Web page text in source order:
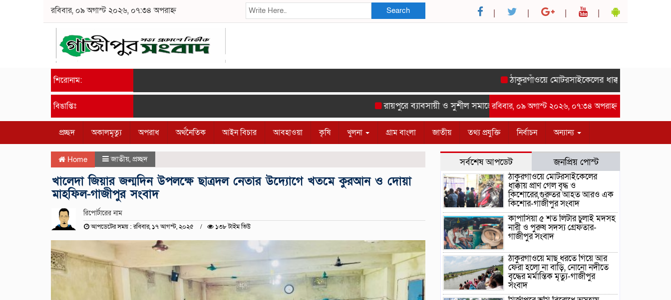
রবিবার, ০৯ অগাস্ট ২০২৬, ০৭:৩৪ অপরাহ্ন Search
শিরোনাম: ঠাকুরগাঁওয়ে মোটরসাইকেলের ধাক্কায় প্রাণ গেল
বিঙাপ্তিঃ রায়পুরে ব্যাবসায়ী ও সুশীল সমাজের সম্মানে সাইদ জুটনের ইফতার মাহফিল অনুষ্ঠিত।-গাজীপুর
রবিবার, ০৯ অগাস্ট ২০২৬, ০৭:৩৪ অপরাহ্ন
প্রচ্ছদ অকালমৃত্যু অপরাধ অর্থনৈতিক আইন বিচার আবহাওয়া কৃষি খুলনা গ্রাম বাংলা জাতীয় তথ্য প্রযুক্তি নির্বাচন অন্যান্য
Home জাতীয়, প্রচ্ছদ
খালেদা জিয়ার জন্মদিন উপলক্ষে ছাত্রদল নেতার উদ্যোগে খতমে কুরআন ও দোয়া
মাহফিল-গাজীপুর সংবাদ
রিপোর্টারের নাম
আপডেটের সময় : রবিবার, ১৭ আগস্ট, ২০২৫ ১৩৮ টাইম ভিউ
সর্বশেষ আপডেট জনপ্রিয় পোস্ট
ঠাকুরগাঁওয়ে মোটরসাইকেলের
ধাক্কায় প্রাণ গেল বৃদ্ধ ও
কিশোরের,গুরুতর আহত আরও এক
কিশোর-গাজীপুর সংবাদ
কাপাসিয়া ৫ শত লিটার চুলাই মদসহ
নারী ও পুরুষ সদস্য গ্রেফতার-
গাজীপুর সংবাদ
ঠাকুরগাঁওয়ে মাছ ধরতে গিয়ে আর
ফেরা হলো না বাড়ি, নোনো নদীতে
বৃদ্ধের মর্মান্তিক মৃত্যু-গাজীপুর
সংবাদ